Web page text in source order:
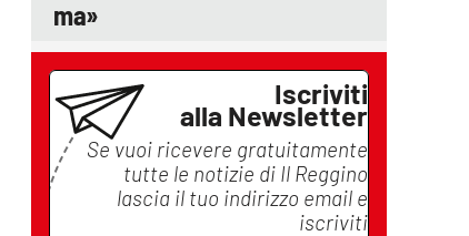
ma»
Iscriviti
alla Newsletter
Se vuoi ricevere gratuitamente
tutte le notizie di Il Reggino
lascia il tuo indirizzo email e
iscriviti